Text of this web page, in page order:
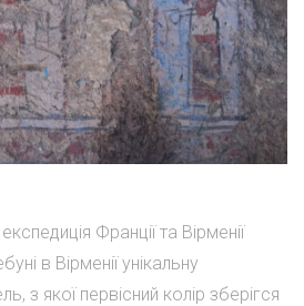
Франції та Вірменії
в Вірменії унікальну
з якої первісний колір зберігся